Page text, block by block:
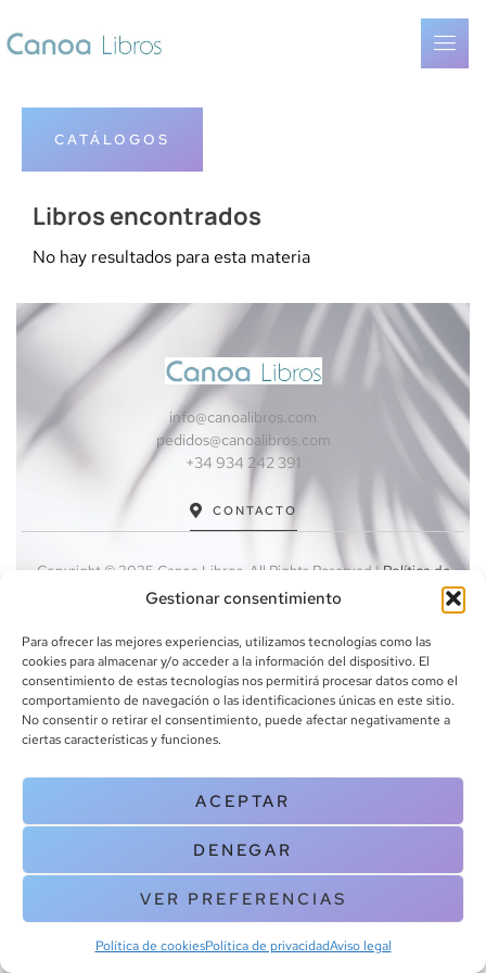
Gestionar consentimiento
Para ofrecer las mejores experiencias, utilizamos tecnologías como las
cookies para almacenar y/o acceder a la información del dispositivo. El
consentimiento de estas tecnologías nos permitirá procesar datos como el
comportamiento de navegación o las identificaciones únicas en este sitio.
No consentir o retirar el consentimiento, puede afectar negativamente a
ciertas características y funciones.
ACEPTAR
DENEGAR
VER PREFERENCIAS
Política de cookiesPolítica de privacidadAviso legal
CATÁLOGOS
Libros encontrados
No hay resultados para esta materia
info@canoalibros.com
pedidos@canoalibros.com
+34 934 242 391
CONTACTO
Copyright © 2025 Canoa Libros. All Rights Reserved |Política de
Política de privacidad |Terminos y condiciones
| Aviso legal